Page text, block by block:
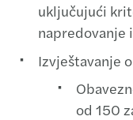
uključujući
napredovanje
Izvještavanje
od 150